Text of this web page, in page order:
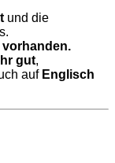
und die
vorhanden.
gut,
auf Englisch